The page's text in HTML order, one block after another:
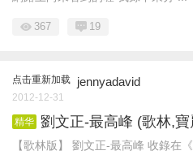
367 19
点击重新加载 jennyadavid
2012-12-31
精华 劉文正-最高峰 (歌林,寶
【歌林版】 劉文正-最高峰 收錄在